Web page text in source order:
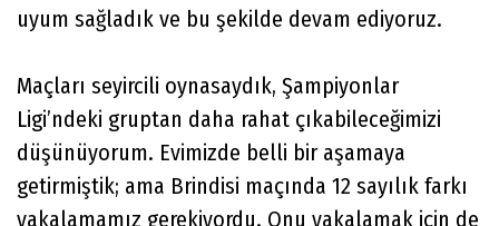
uyum sağladık ve bu şekilde devam ediyoruz.
Maçları seyircili oynasaydık, Şampiyonlar
Ligi’ndeki gruptan daha rahat çıkabileceğimizi
düşünüyorum. Evimizde belli bir aşamaya
getirmiştik; ama Brindisi maçında 12 sayılık farkı
yakalamamız gerekiyordu. Onu yakalamak için de